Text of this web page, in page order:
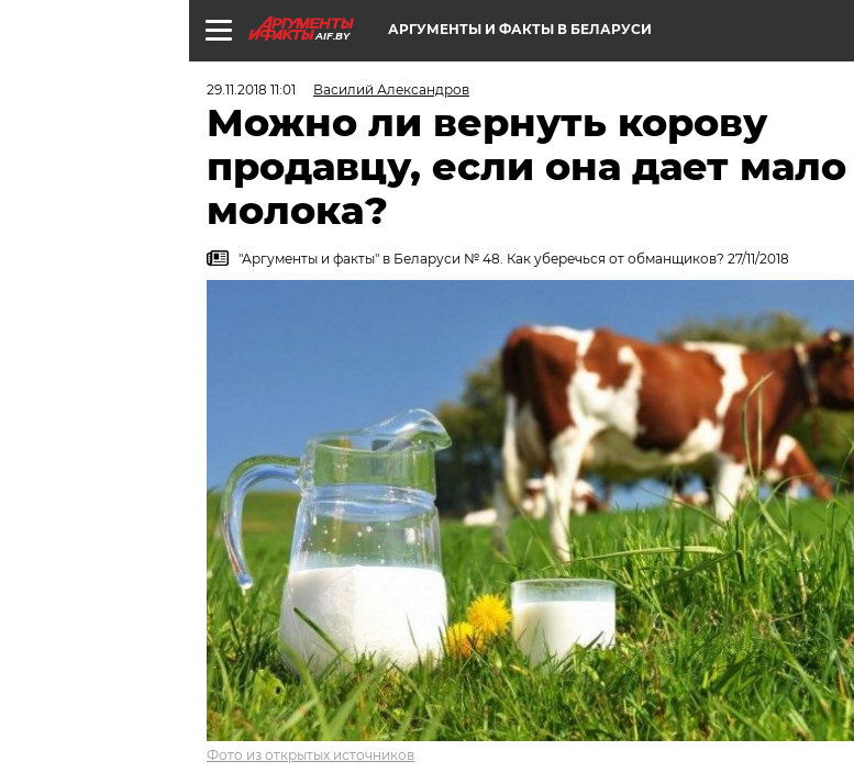
AIF.BY АРГУМЕНТЫ И ФАКТЫ В БЕЛАРУСИ
29.11.2018 11:01 Василий Александров
Можно ли вернуть корову
продавцу, если она дает мало
молока?
"Аргументы и факты" в Беларуси № 48. Как уберечься от обманщиков? 27/11/2018
Фото из открытых источников